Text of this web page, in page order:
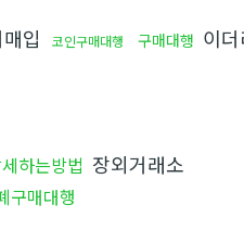
입 코인구매대행 구매대행 이
하는방법 장외거래소
구매대행